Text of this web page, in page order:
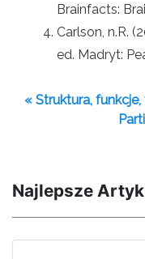
Brainfacts:
Carlson, n.R.
ed. Madryt:
« Struktura,
Najlepsze